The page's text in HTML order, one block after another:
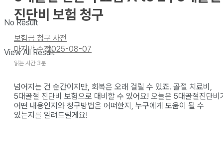
No Result
View All Result
진단비 보험 청구
보험금 청구 사전
2025-08-07
읽는 시간 3분
넘어지는 건 순간이지만, 회복은 오래 걸릴 수 있죠. 골절 치료비,
5대골절 진단비 보험으로 대비할 수 있어요! 오늘은 5대골절진단비
어떤 내용인지와 청구방법은 어떠한지, 누구에게 도움이 될 수
있는지를 알려드릴게요!